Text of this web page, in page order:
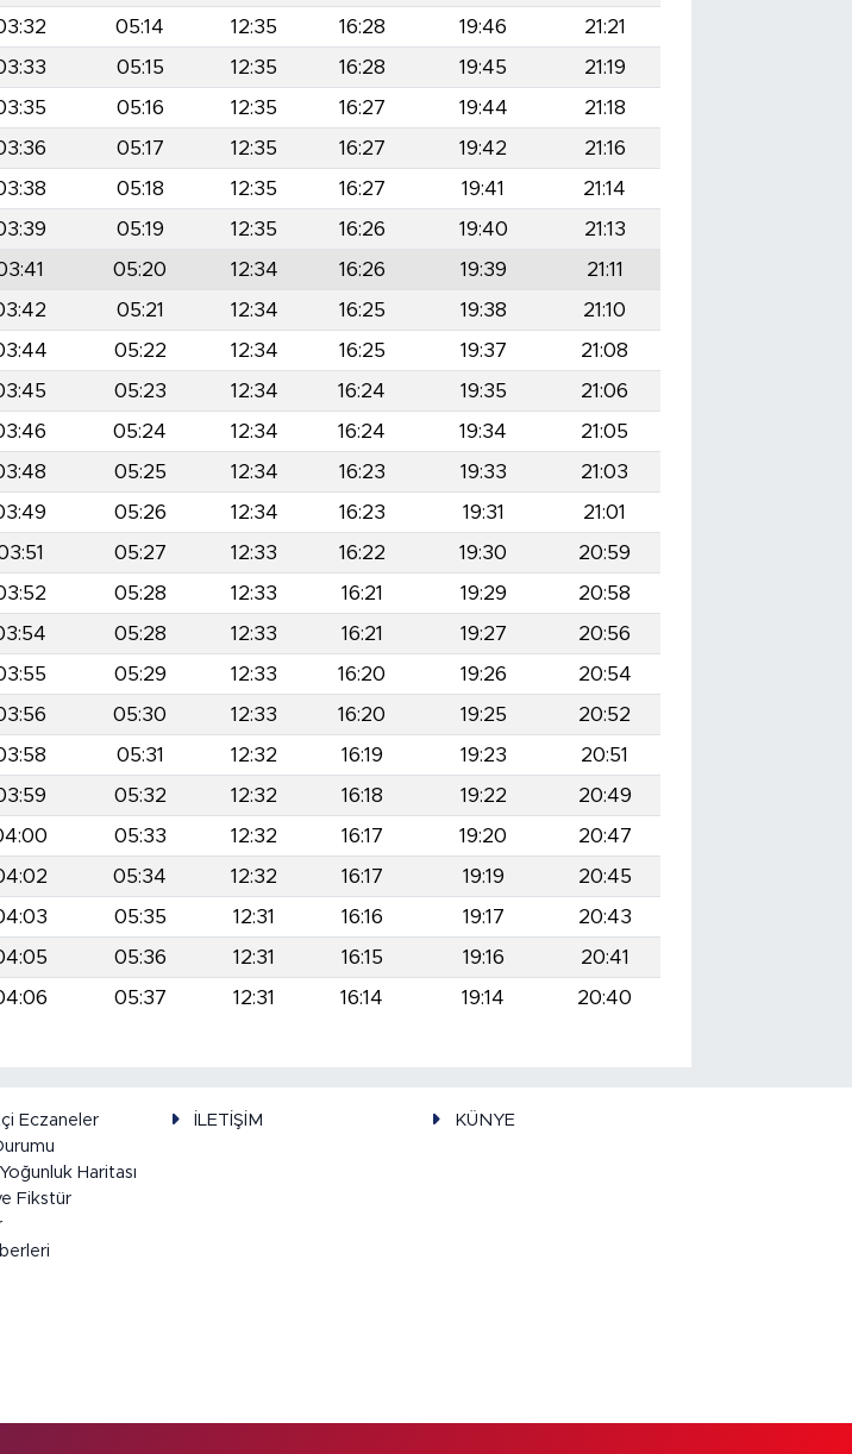
05:14 12:35 16:28 19:46
21:21
05:15 12:35 16:28 19:45
21:19
05:16 12:35 16:27 19:44
21:18
05:17 12:35 16:27 19:42
21:16
05:18 12:35 16:27 19:41
21:14
05:19 12:35 16:26 19:40
21:13
05:20 12:34 16:26 19:39
21:11
05:21 12:34 16:25 19:38
21:10
05:22 12:34 16:25 19:37
21:08
05:23 12:34 16:24 19:35
21:06
05:24 12:34 16:24 19:34
21:05
05:25 12:34 16:23 19:33
21:03
05:26 12:34 16:23 19:31
21:01
05:27 12:33 16:22 19:30
20:59
05:28 12:33 16:21 19:29
20:58
05:28 12:33 16:21 19:27
20:56
05:29 12:33 16:20 19:26
20:54
05:30 12:33 16:20 19:25
20:52
05:31 12:32 16:19 19:23
20:51
05:32 12:32 16:18 19:22
20:49
05:33 12:32 16:17 19:20
20:47
05:34 12:32 16:17 19:19
20:45
05:35 12:31 16:16 19:17
20:43
05:36 12:31 16:15 19:16
20:41
05:37 12:31 16:14 19:14 20:40
Eczaneler
Haritası
Fikstür
İLETİŞİM KÜNYE